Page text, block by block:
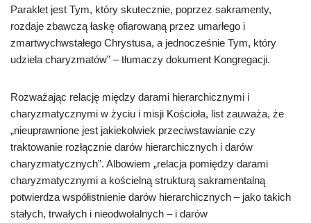
Paraklet jest Tym, który skutecznie, poprzez sakramenty,
rozdaje zbawczą łaskę ofiarowaną przez umarłego i
zmartwychwstałego Chrystusa, a jednocześnie Tym, który
udziela charyzmatów” – tłumaczy dokument Kongregacji.
Rozważając relację między darami hierarchicznymi i
charyzmatycznymi w życiu i misji Kościoła, list zauważa, że
„nieuprawnione jest jakiekolwiek przeciwstawianie czy
traktowanie rozłącznie darów hierarchicznych i darów
charyzmatycznych”. Albowiem „relacja pomiędzy darami
charyzmatycznymi a kościelną strukturą sakramentalną
potwierdza współistnienie darów hierarchicznych – jako takich
stałych, trwałych i nieodwołalnych – i darów